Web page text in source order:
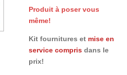
Produit à poser vous
même!
Kit fournitures et mise en
service compris dans le
prix!